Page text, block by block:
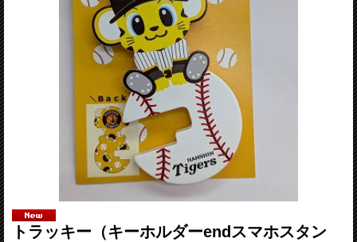
トラッキー（キーホルダーendスマホスタン